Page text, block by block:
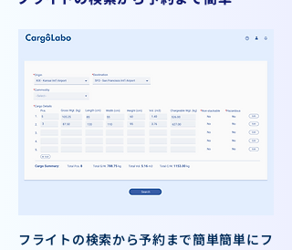
フライトの検索から予約まで簡単簡単にフ